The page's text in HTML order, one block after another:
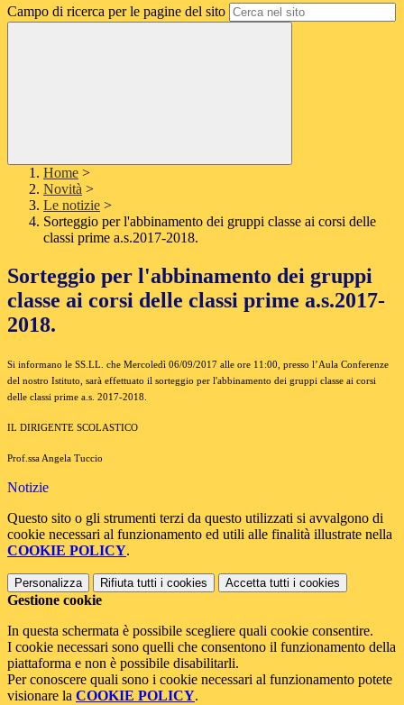
Campo di ricerca per le pagine del sito
Home >
Novità >
Le notizie >
Sorteggio per l'abbinamento dei gruppi classe ai corsi delle
classi prime a.s.2017-2018.
Sorteggio per l'abbinamento dei gruppi
classe ai corsi delle classi prime a.s.2017-
2018.
Si informano le SS.LL. che Mercoledì 06/09/2017 alle ore 11:00, presso l’Aula Conferenze
del nostro Istituto, sarà effettuato il sorteggio per l'abbinamento dei gruppi classe ai corsi
delle classi prime a.s. 2017-2018.
IL DIRIGENTE SCOLASTICO
Prof.ssa Angela Tuccio
Notizie
Questo sito o gli strumenti terzi da questo utilizzati si avvalgono di
cookie necessari al funzionamento ed utili alle finalità illustrate nella
COOKIE POLICY.
Personalizza Rifiuta tutti i cookies Accetta tutti i cookies
Gestione cookie
In questa schermata è possibile scegliere quali cookie consentire.
I cookie necessari sono quelli che consentono il funzionamento della
piattaforma e non è possibile disabilitarli.
Per conoscere quali sono i cookie necessari al funzionamento potete
visionare la COOKIE POLICY.